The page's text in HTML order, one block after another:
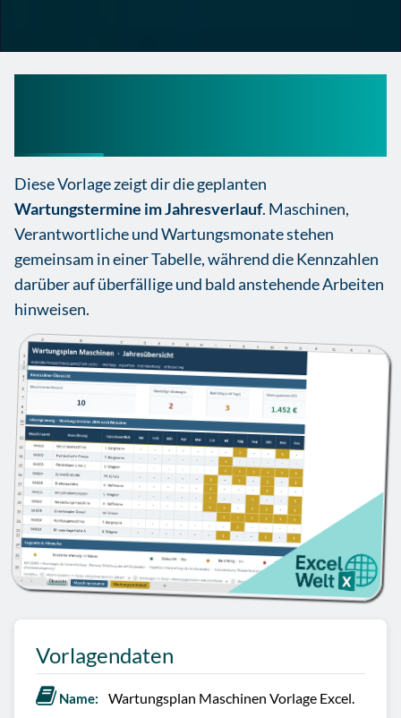
Diese Vorlage zeigt dir die geplanten
Wartungstermine im Jahresverlauf. Maschinen,
Verantwortliche und Wartungsmonate stehen
gemeinsam in einer Tabelle, während die Kennzahlen
darüber auf überfällige und bald anstehende Arbeiten
hinweisen.
Vorlagendaten
Name: Wartungsplan Maschinen Vorlage Excel.